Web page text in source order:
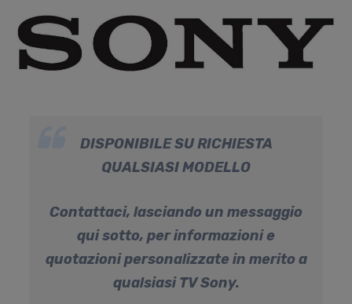
DISPONIBILE SU RICHIESTA
QUALSIASI MODELLO
Contattaci, lasciando un messaggio
qui sotto, per informazioni e
quotazioni personalizzate in merito a
qualsiasi TV Sony.